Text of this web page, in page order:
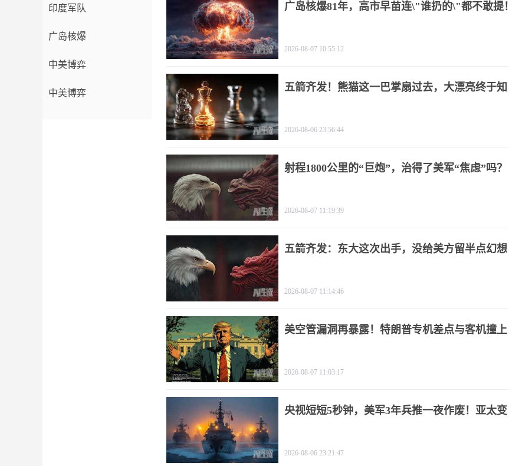
印度军队
广岛核爆
中美博弈
中美博弈
广岛核爆81年，高市早苗连\"谁扔的\"都不敢提！
2026-08-07 10:55:12
五箭齐发！熊猫这一巴掌扇过去，大漂亮终于知
2026-08-06 23:56:44
射程1800公里的“巨炮”，治得了美军“焦虑”吗？
2026-08-07 11:19:39
五箭齐发：东大这次出手，没给美方留半点幻想
2026-08-07 11:14:46
美空管漏洞再暴露！特朗普专机差点与客机撞上
2026-08-07 11:03:17
央视短短5秒钟，美军3年兵推一夜作废！亚太变
2026-08-06 23:21:47